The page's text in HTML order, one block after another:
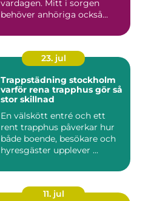
vardagen. Mitt i sorgen
behöver anhöriga också
23. jul
Trappstädning stockholm
varför rena trapphus gör så
stor skillnad
En välskött entré och ett
rent trapphus påverkar hur
både boende, besökare och
hyresgäster upplever ...
11. jul